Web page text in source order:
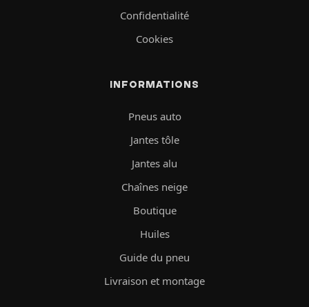
Confidentialité
Cookies
INFORMATIONS
Pneus auto
Jantes tôle
Jantes alu
Chaînes neige
Boutique
Huiles
Guide du pneu
Livraison et montage